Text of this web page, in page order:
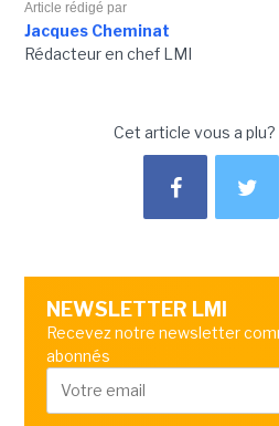
Article rédigé par
Jacques Cheminat
Rédacteur en chef LMI
Cet article vous a plu?
NEWSLETTER LMI
Recevez notre newsletter
abonnés